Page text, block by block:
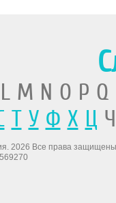
M N O P
Т У Ф Х Ц
2026 Все права